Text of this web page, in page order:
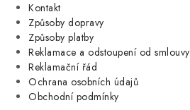
Kontakt
Způsoby dopravy
Způsoby platby
Reklamace a odstoupení od smlouvy
Reklamační řád
Ochrana osobních údajů
Obchodní podmínky
KUCHYNĚ
ORGANIZACE
DOMÁCNOST